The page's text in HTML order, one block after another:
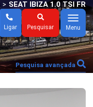
Pesquisar
Ligar
Menu
Menu
> SEAT IBIZA 1.0 TSI FR
Pesquisa avançada